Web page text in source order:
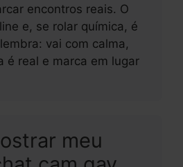
encontros reais. O
e, se rolar química, é
vai com calma,
é real e marca em lugar
meu